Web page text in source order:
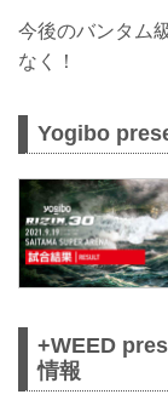
今後のバンタム
なく！
Yogibo
+WEED
情報